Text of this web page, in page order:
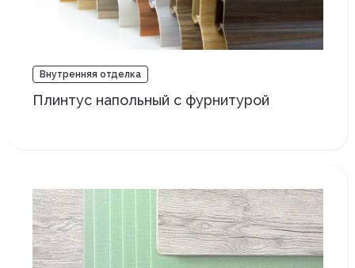
Внутренняя отделка
Плинтус напольный с фурнитурой